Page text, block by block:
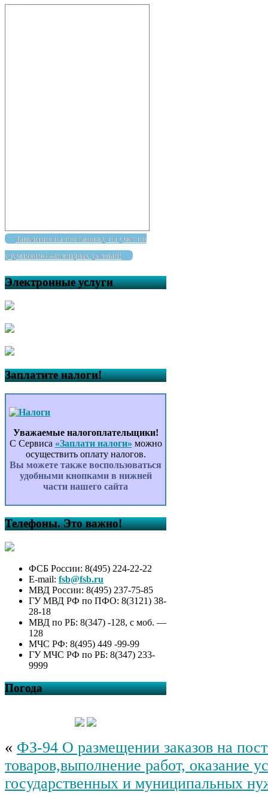
Заявления на постановку на учет по
улучшению жилищных условий
Электронные услуги
Заплатите налоги!
Уважаемые налогоплательщики!
С Сервиса «Заплати налоги» можно
осуществить оплату налогов.
Вы можете также воспользоваться
удобными кнопками в нижней
части нашего сайта
Телефоны. Это важно!
ФСБ России: 8(495) 224-22-22
E-mail: fsb@fsb.ru
МВД России: 8(495) 237-75-85
ГУ МВД РФ по ПФО: 8(3121) 38-
28-18
МВД по РБ: 8(347) -128, с моб. —
128
МЧС РФ: 8(495) 449 -99-99
ГУ МЧС РФ по РБ: 8(347) 233-
9999
Погода
« ФЗ-94 О размещении заказов на
товаров,выполнение работ, оказание
государственных и муниципальных